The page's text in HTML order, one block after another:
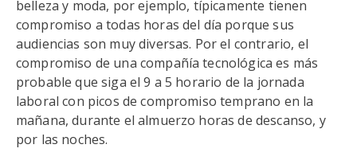
belleza y moda, por ejemplo, típicamente tienen
compromiso a todas horas del día porque sus
audiencias son muy diversas. Por el contrario, el
compromiso de una compañía tecnológica es más
probable que siga el 9 a 5 horario de la jornada
laboral con picos de compromiso temprano en la
mañana, durante el almuerzo horas de descanso, y
por las noches.